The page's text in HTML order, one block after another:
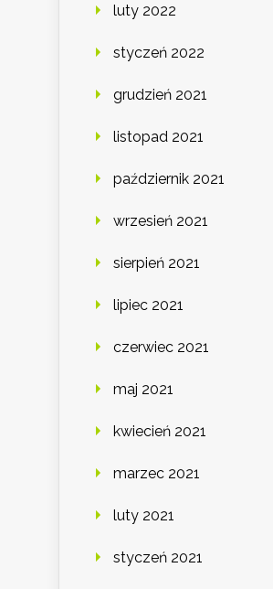
luty 2022
styczeń 2022
grudzień 2021
listopad 2021
październik 2021
wrzesień 2021
sierpień 2021
lipiec 2021
czerwiec 2021
maj 2021
kwiecień 2021
marzec 2021
luty 2021
styczeń 2021